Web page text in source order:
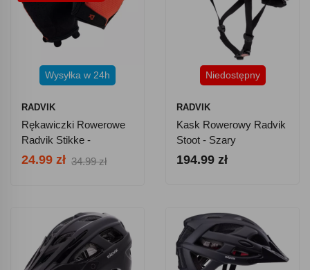
Wysyłka w 24h
RADVIK
Rękawiczki Rowerowe
Radvik Stikke -
Pomarańczowe
24.99 zł 34.99 zł
Niedostępny
RADVIK
Kask Rowerowy Radvik
Stoot - Szary
194.99 zł